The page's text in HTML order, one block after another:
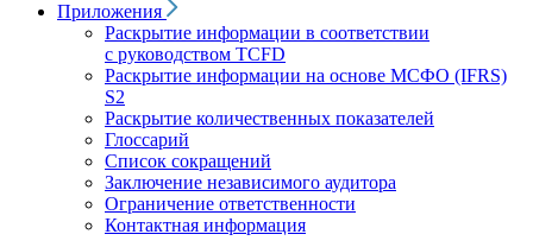
Приложения
Раскрытие информации в соответствии
с руководством TCFD
Раскрытие информации на основе МСФО (IFRS)
S2
Раскрытие количественных показателей
Глоссарий
Список сокращений
Заключение независимого аудитора
Ограничение ответственности
Контактная информация